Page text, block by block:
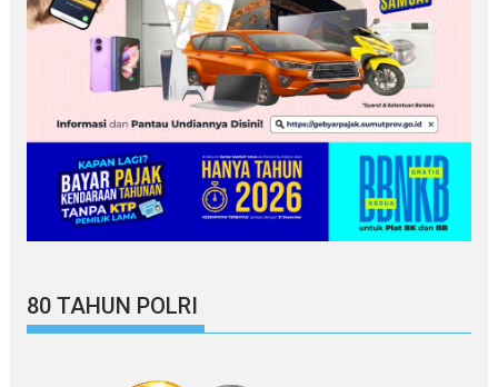
80 TAHUN POLRI